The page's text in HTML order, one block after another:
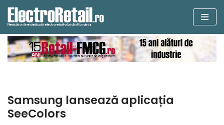
Sari
la
conținut
Samsung lansează aplicația
SeeColors